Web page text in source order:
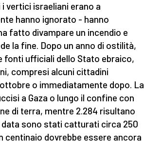
vertici israeliani erano a
hanno ignorato - hanno
fatto divampare un incendio e
la fine. Dopo un anno di ostilità,
fonti ufficiali dello Stato ebraico,
compresi alcuni cittadini
o immediatamente dopo. La
a Gaza o lungo il confine con
di terra, mentre 2.284 risultano
sono stati catturati circa 250
centinaio dovrebbe essere ancora